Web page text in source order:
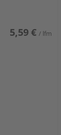
5,59 € / lfm